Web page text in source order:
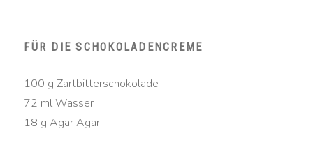
FÜR DIE SCHOKOLADENCREME
100 g Zartbitterschokolade
72 ml Wasser
18 g Agar Agar